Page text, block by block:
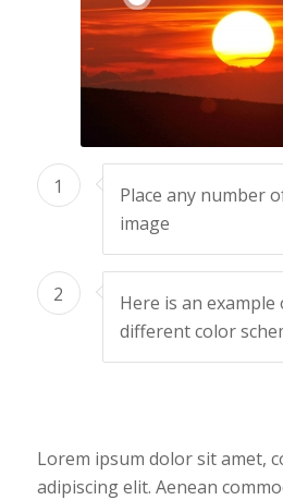
1
Place any number
image
2
Here is an
different color
Lorem ipsum dolor sit amet,
adipiscing elit. Aenean